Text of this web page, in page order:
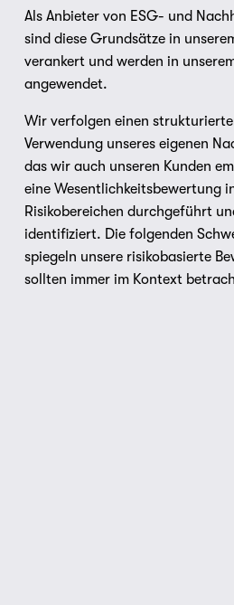
Als Anbieter von ESG- und
sind diese Grundsätze in
verankert und werden in
angewendet.
Wir verfolgen einen
Verwendung unseres eigenen
das wir auch unseren Kunden
eine Wesentlichkeitsbewertung
Risikobereichen durchgeführt
identifiziert. Die folgenden
spiegeln unsere risikobasierte
sollten immer im Kontext